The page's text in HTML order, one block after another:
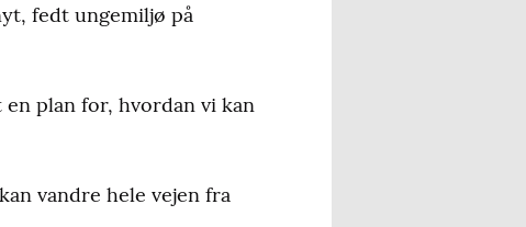
fedt ungemiljø på
plan for, hvordan vi kan
vandre hele vejen fra